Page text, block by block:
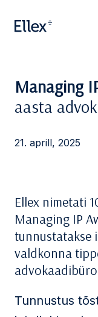
Managing
aasta
21. aprill, 2025
Ellex nimetati
Managing IP
tunnustatakse
valdkonna
Tunnustus